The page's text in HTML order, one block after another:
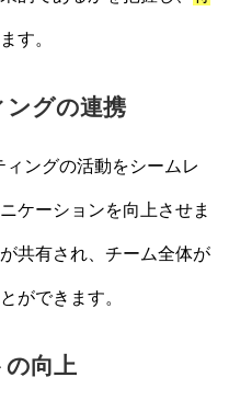
す。
ングの連携
ングの活動をシームレ
ケーションを向上させま
共有され、チーム全体が
ができます。
向上